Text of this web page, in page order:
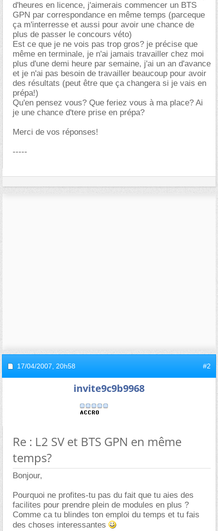
d'heures en licence, j'aimerais commencer un BTS
GPN par correspondance en même temps (parceque
ça m'interresse et aussi pour avoir une chance de
plus de passer le concours véto)
Est ce que je ne vois pas trop gros? je précise que
même en terminale, je n'ai jamais travailler chez moi
plus d'une demi heure par semaine, j'ai un an d'avance
et je n'ai pas besoin de travailler beaucoup pour avoir
des résultats (peut être que ça changera si je vais en
prépa!)
Qu'en pensez vous? Que feriez vous à ma place? Ai
je une chance d'tere prise en prépa?
Merci de vos réponses!
-----
17/04/2007, 20h58 #2
invite9c9b9968
Re : L2 SV et BTS GPN en même
temps?
Bonjour,
Pourquoi ne profites-tu pas du fait que tu aies des
facilites pour prendre plein de modules en plus ?
Comme ca tu blindes ton emploi du temps et tu fais
des choses interessantes